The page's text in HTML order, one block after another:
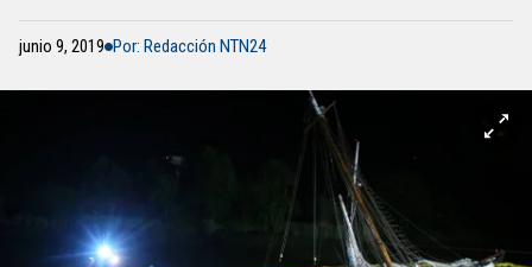
junio 9, 2019 Por: Redacción NTN24